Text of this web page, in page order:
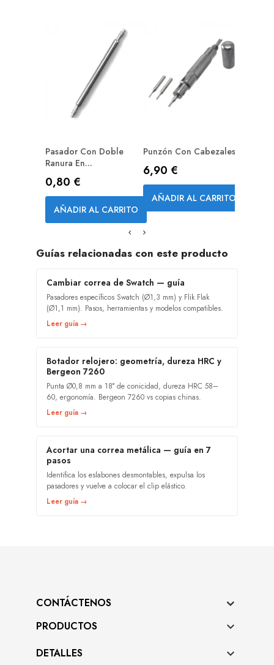
Pasador Con Doble
Ranura En...
Precio
0,80 €
AÑADIR AL CARRITO
Punzón Con Cabezales...
Precio
6,90 €
AÑADIR AL CARRITO
Guías relacionadas con este producto
Cambiar correa de Swatch — guía
Pasadores específicos Swatch (Ø1,3 mm) y Flik Flak
(Ø1,1 mm). Pasos, herramientas y modelos compatibles.
Leer guía →
Botador relojero: geometría, dureza HRC y
Bergeon 7260
Punta Ø0,8 mm a 18° de conicidad, dureza HRC 58–
60, ergonomía. Bergeon 7260 vs copias chinas.
Leer guía →
Acortar una correa metálica — guía en 7
pasos
Identifica los eslabones desmontables, expulsa los
pasadores y vuelve a colocar el clip elástico.
Leer guía →
CONTÁCTENOS
PRODUCTOS

DETALLES 